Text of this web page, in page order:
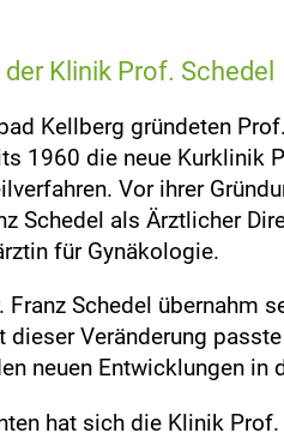
Klinik Prof. Schedel
Kellberg gründeten
1960 die neue Kurklinik
Vor ihrer
Schedel als Ärztlicher
für Gynäkologie.
Schedel übernahm
Veränderung
neuen Entwicklungen
hat sich die Klinik